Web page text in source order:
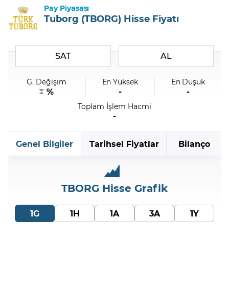
Şifremi Unuttum
Pay Piyasası
Tuborg (TBORG) Hisse Fiyatı
SAT AL
G. Değişim
%
En Yüksek
-
En Düşük
-
Toplam İşlem Hacmi
-
Genel Bilgiler Tarihsel Fiyatlar Bilanço
TBORG Hisse Grafik
1G 1H 1A 3A 1Y